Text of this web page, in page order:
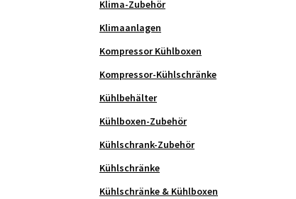
Klima-Zubehör
Klimaanlagen
Kompressor Kühlboxen
Kompressor-Kühlschränke
Kühlbehälter
Kühlboxen-Zubehör
Kühlschrank-Zubehör
Kühlschränke
Kühlschränke & Kühlboxen